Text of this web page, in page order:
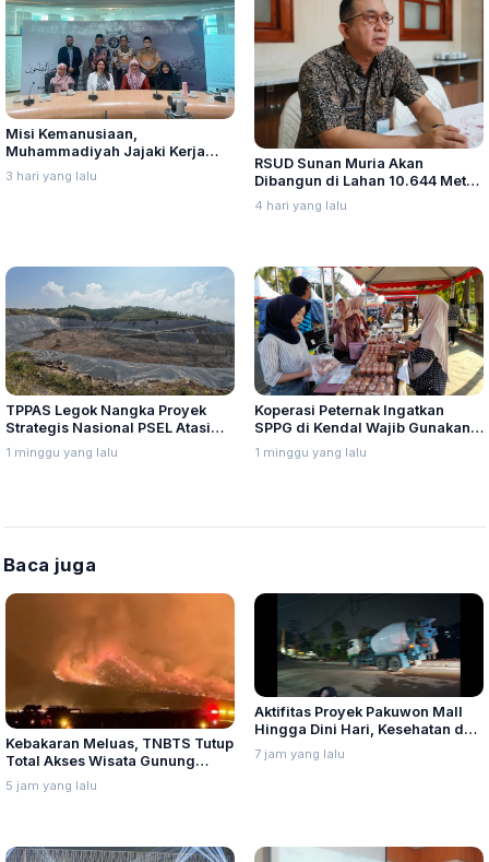
Misi Kemanusiaan,
Muhammadiyah Jajaki Kerja
Sama Pelayanan Kanker Bagi
Warga Palestina di Yordania
3 hari yang lalu
RSUD Sunan Muria Akan
Dibangun di Lahan 10.644 Meter
Persegi, Perizinan Mulai Diurus
4 hari yang lalu
TPPAS Legok Nangka Proyek
Strategis Nasional PSEL Atasi
Sampah di Bandung Raya
1 minggu yang lalu
Koperasi Peternak Ingatkan
SPPG di Kendal Wajib Gunakan
Telur Lokal, Sesuai Kesepakatan
Jawa Tengah
1 minggu yang lalu
Baca juga
Kebakaran Meluas, TNBTS Tutup
Total Akses Wisata Gunung
Bromo
5 jam yang lalu
Aktifitas Proyek Pakuwon Mall
Hingga Dini Hari, Kesehatan dan
Ketenangan Warga Gombel
Lama Terganggu
7 jam yang lalu